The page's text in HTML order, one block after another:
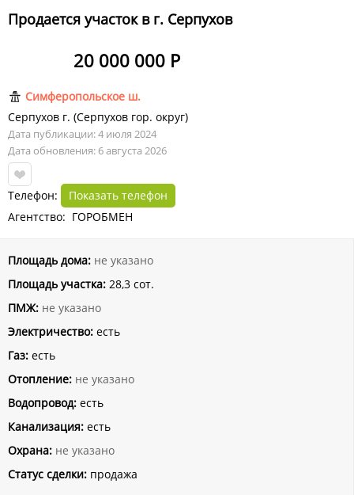
Продается участок в г. Серпухов
20 000 000 Р
Симферопольское ш.
Серпухов г. (Серпухов гор. округ)
Дата публикации: 4 июля 2024
Дата обновления: 6 августа 2026
Телефон:
Показать телефон
Агентство: ГОРОБМЕН
Площадь дома: не указано
Площадь участка: 28,3 сот.
ПМЖ: не указано
Электричество: есть
Газ: есть
Отопление: не указано
Водопровод: есть
Канализация: есть
Охрана: не указано
Статус сделки: продажа